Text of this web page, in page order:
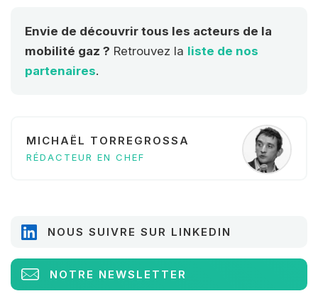
l’Europe.
Envie de découvrir tous les acteurs de la
mobilité gaz ? Retrouvez la liste de nos
partenaires.
MICHAËL TORREGROSSA
RÉDACTEUR EN CHEF
NOUS SUIVRE SUR LINKEDIN
NOTRE NEWSLETTER